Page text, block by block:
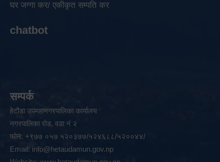
घर जग्गा कर/ एकीकृत सम्पति कर
chatbot
सम्पर्क
हेटौडा उपमहानगरपालिका कार्यालय
नगरपालिका रोड, वडा नं २
फोन: +९७७ ०५७ ५२०३७७/५२४६८८/५२००४४/
Email: info@hetaudamun.gov.np